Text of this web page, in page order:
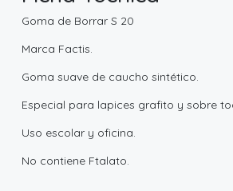
Goma de Borrar S 20
Marca Factis.
Goma suave de caucho sintético.
Especial para lapices grafito y sobre
Uso escolar y oficina.
No contiene Ftalato.